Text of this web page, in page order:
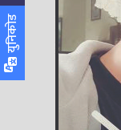
युनिकोड